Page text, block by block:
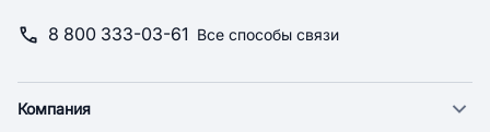
8 800 333-03-61 Все способы связи
Компания